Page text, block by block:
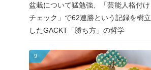
盆栽について猛勉強、「芸能人格付け
チェック」で62連勝という記録を樹立
したGACKT「勝ち方」の哲学
9